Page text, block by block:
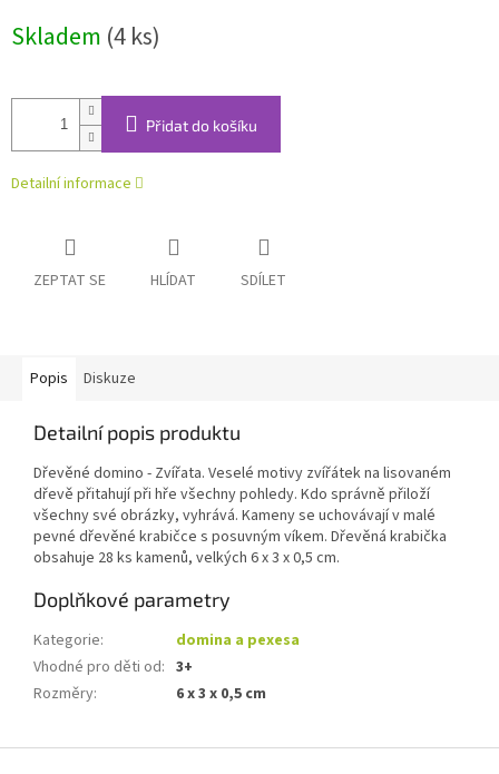
cena:
Skladem (4 ks)
Přidat do košíku
Detailní informace
ZEPTAT SE HLÍDAT SDÍLET
Popis Diskuze
Detailní popis produktu
Dřevěné domino - Zvířata. Veselé motivy zvířátek na lisovaném
dřevě přitahují při hře všechny pohledy. Kdo správně přiloží
všechny své obrázky, vyhrává. Kameny se uchovávají v malé
pevné dřevěné krabičce s posuvným víkem. Dřevěná krabička
obsahuje 28 ks kamenů, velkých 6 x 3 x 0,5 cm.
Doplňkové parametry
Kategorie:
domina a pexesa
Vhodné pro děti od: 3+
Rozměry: 6 x 3 x 0,5 cm